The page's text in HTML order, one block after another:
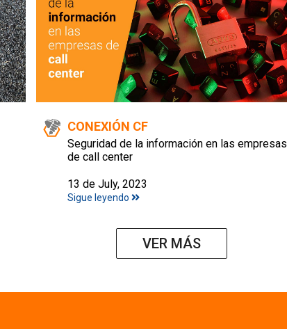
CONEXIÓN CF
Seguridad de la información en las empresas
de call center
13 de July, 2023
Sigue leyendo
VER MÁS